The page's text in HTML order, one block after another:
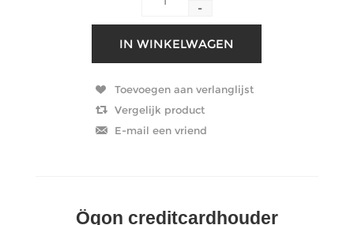
-
Ögon creditcardhouder